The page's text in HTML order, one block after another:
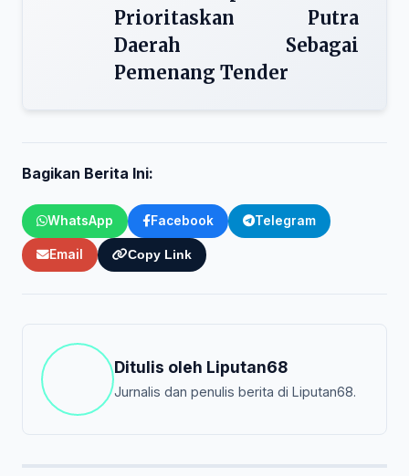
Prioritaskan Putra
Daerah Sebagai
Pemenang Tender
Bagikan Berita Ini:
WhatsApp Facebook Telegram
Email Copy Link
Ditulis oleh Liputan68
Jurnalis dan penulis berita di Liputan68.